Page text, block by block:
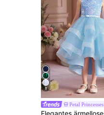
8
Petal Princesses